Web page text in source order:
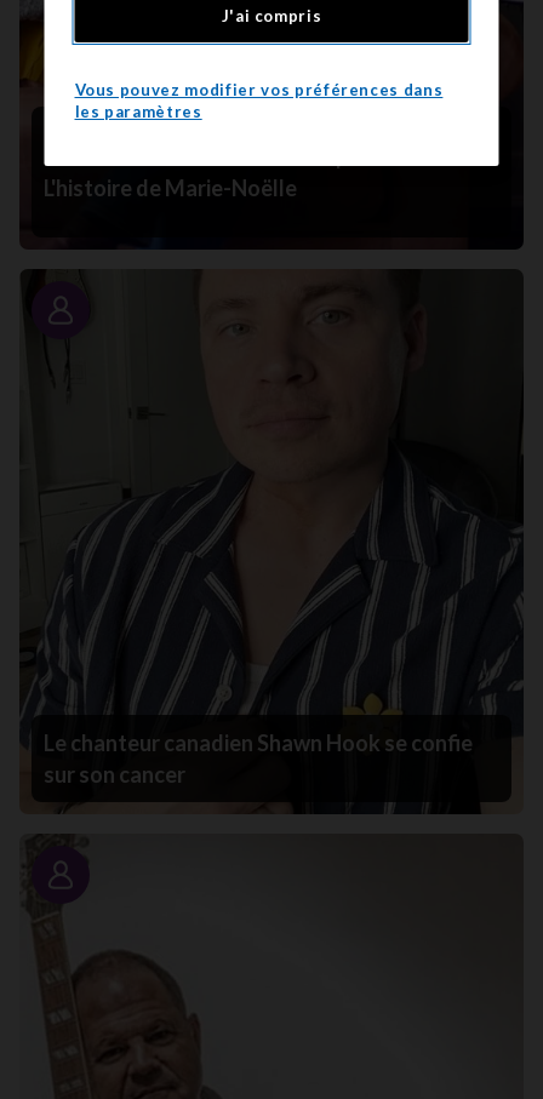
L'histoire de Marie-Noëlle
Portrait
Le chanteur canadien Shawn Hook se confie
sur son cancer
Portrait
J'ai compris
Vous pouvez modifier vos préférences dans
les paramètres